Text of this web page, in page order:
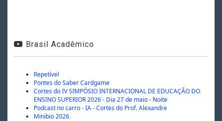
Brasil Acadêmico
Repetível
Pontes do Saber Cardgame
Cortes do IV SIMPÓSIO INTERNACIONAL DE EDUCAÇÃO DO
ENSINO SUPERIOR 2026 - Dia 27 de maio - Noite
Podcast no carro - IA - Cortes do Prof. Alexandre
Minibio 2026